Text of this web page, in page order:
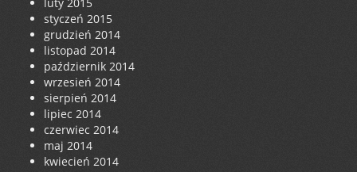
styczeń 2015
grudzień 2014
listopad 2014
październik 2014
wrzesień 2014
sierpień 2014
lipiec 2014
czerwiec 2014
maj 2014
kwiecień 2014